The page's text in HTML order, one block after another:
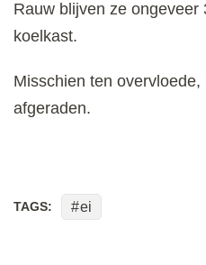
Rauw blijven ze ongeveer
koelkast.
Misschien ten
afgeraden.
TAGS: ei